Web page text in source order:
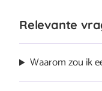
Relevante
Waarom zou ik